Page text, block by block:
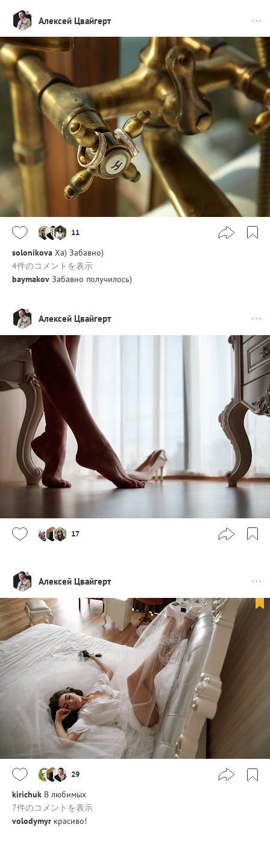
Алексей Цвайгерт
11
solonikova Ха) Забавно)
4件のコメントを表示
baymakov Забавно получилось)
Алексей Цвайгерт
17
Алексей Цвайгерт
29
kirichuk В любимых
7件のコメントを表示
volodymyr красиво!